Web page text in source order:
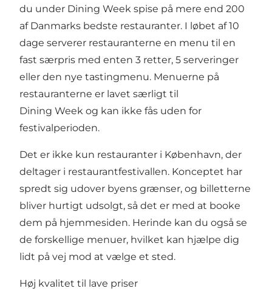
du under Dining Week spise på mere end 200
af Danmarks bedste restauranter. I løbet af 10
dage serverer restauranterne en menu til en
fast særpris med enten 3 retter, 5 serveringer
eller den nye tastingmenu. Menuerne på
restauranterne er lavet særligt til
Dining Week og kan ikke fås uden for
festivalperioden.
Det er ikke kun restauranter i København, der
deltager i restaurantfestivallen. Konceptet har
spredt sig udover byens grænser, og billetterne
bliver hurtigt udsolgt, så det er med at booke
dem på hjemmesiden. Herinde kan du også se
de forskellige menuer, hvilket kan hjælpe dig
lidt på vej mod at vælge et sted.
Høj kvalitet til lave priser